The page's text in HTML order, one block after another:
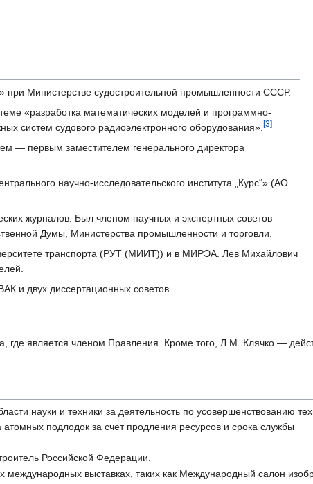
Министерстве судостроительной промышленности СССР.
«разработка математических моделей и программно-
систем судового радиоэлектронного оборудования».[3]
— первым заместителем генерального директора
научно-исследовательского института „Курс“» (АО
журналов. Был членом научных и экспертных советов
Думы, Министерства промышленности и торговли.
транспорта (РУТ (МИИТ)) и в МИРЭА. Лев Михайлович
и двух диссертационных советов.
является членом Правления. Кроме того, Л.М. Клячко —
науки и техники за деятельность по усовершенствованию
подлодок за счет продления ресурсов и срока службы
Российской Федерации.
выставках, таких как Международный салон